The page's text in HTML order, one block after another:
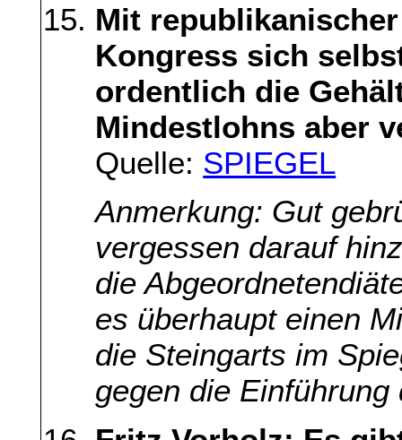
Mit
Kongress sich
ordentlich die
Mindestlohns aber
Quelle: SPIEGEL
Anmerkung: Gut
vergessen darauf
die
es überhaupt einen
die Steingarts im
gegen die